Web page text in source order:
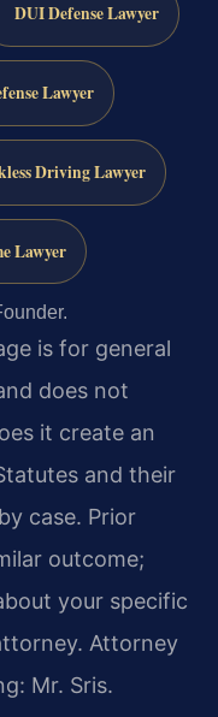
DUI Defense Lawyer
Lawyer
Driving Lawyer
Lawyer
is for general
does not
it create an
and their
case. Prior
outcome;
your specific
Attorney
Mr. Sris.